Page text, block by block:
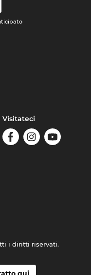
Visitateci
i diritti riservati.